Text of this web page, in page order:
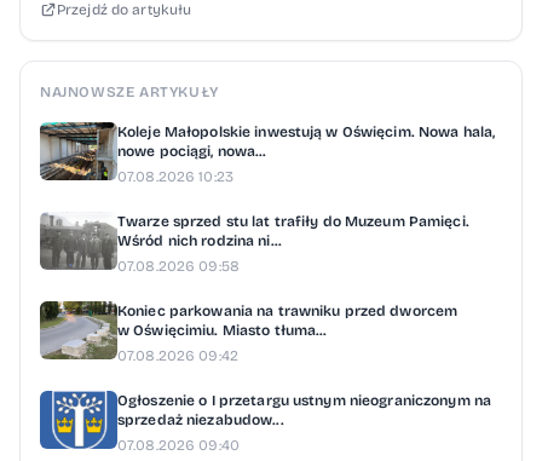
Przejdź do artykułu
NAJNOWSZE ARTYKUŁY
Koleje Małopolskie inwestują w Oświęcim. Nowa hala,
nowe pociągi, nowa...
07.08.2026 10:23
Twarze sprzed stu lat trafiły do Muzeum Pamięci.
Wśród nich rodzina ni...
07.08.2026 09:58
Koniec parkowania na trawniku przed dworcem
w Oświęcimiu. Miasto tłuma...
07.08.2026 09:42
Ogłoszenie o I przetargu ustnym nieograniczonym na
sprzedaż niezabudow...
07.08.2026 09:40